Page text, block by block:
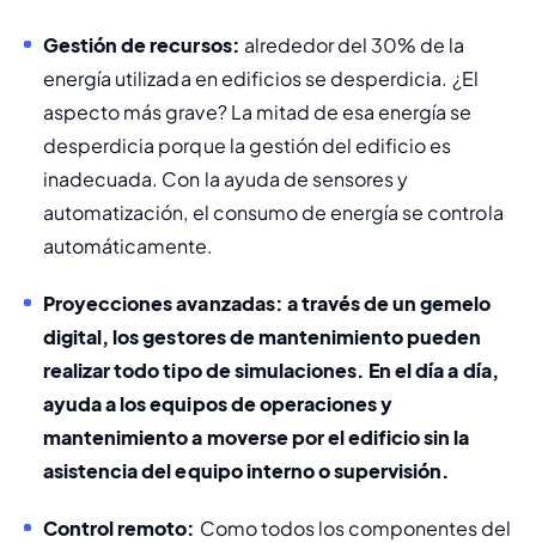
Gestión de recursos: alrededor del 30% de la
energía utilizada en edificios se desperdicia. ¿El
aspecto más grave? La mitad de esa energía se
desperdicia porque la gestión del edificio es
inadecuada. Con la ayuda de sensores y
automatización, el consumo de energía se controla
automáticamente.
Proyecciones avanzadas: a través de un gemelo
digital, los gestores de mantenimiento pueden
realizar todo tipo de simulaciones. En el día a día,
ayuda a los equipos de operaciones y
mantenimiento a moverse por el edificio sin la
asistencia del equipo interno o supervisión.
Control remoto: Como todos los componentes del